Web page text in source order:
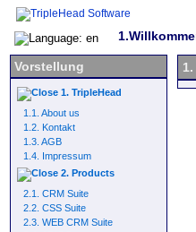
Vorstellung
1. TripleHead
1.1. About us
1.2. Kontakt
1.3. AGB
1.4. Impressum
2. Products
2.1. CRM Suite
2.2. CSS Suite
2.3. WEB CRM Suite